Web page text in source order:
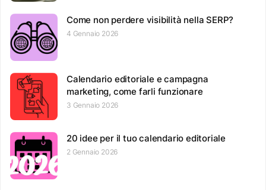
Come non perdere visibilità nella SERP?
4 Gennaio 2026
Calendario editoriale e campagna
marketing, come farli funzionare
3 Gennaio 2026
20 idee per il tuo calendario editoriale
2 Gennaio 2026